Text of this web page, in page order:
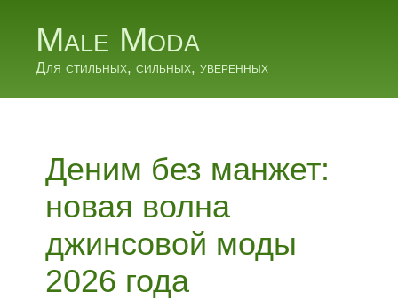
Male Moda
Для стильных, сильных, уверенных
Деним без манжет:
новая волна
джинсовой моды
2026 года